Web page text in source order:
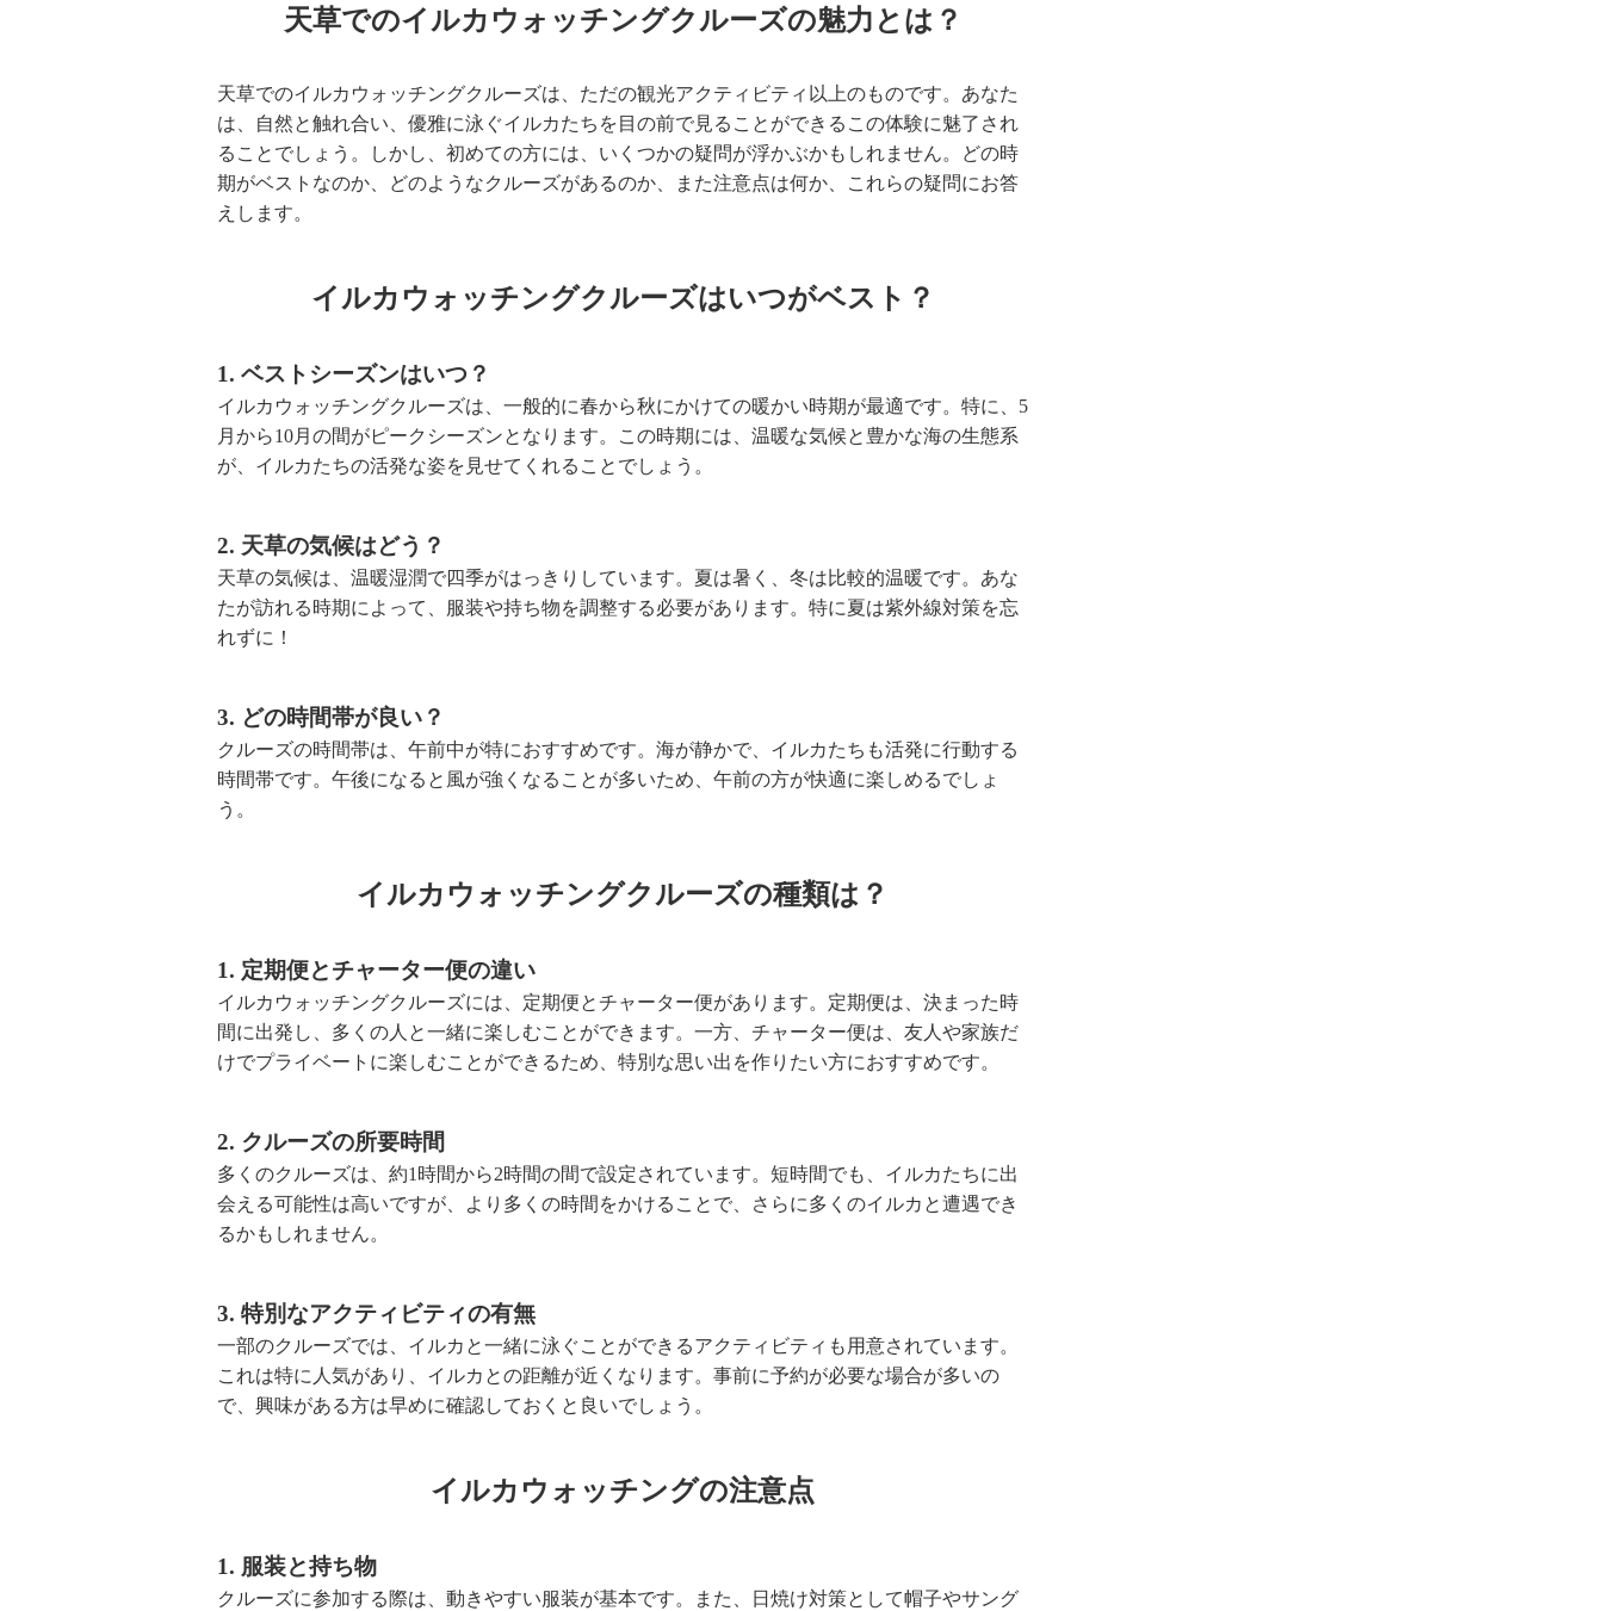
天草でのイルカウォッチングクルーズの魅力とは？
天草でのイルカウォッチングクルーズは、ただの観光アクティビティ以上のものです。あなた
は、自然と触れ合い、優雅に泳ぐイルカたちを目の前で見ることができるこの体験に魅了され
ることでしょう。しかし、初めての方には、いくつかの疑問が浮かぶかもしれません。どの時
期がベストなのか、どのようなクルーズがあるのか、また注意点は何か、これらの疑問にお答
えします。
イルカウォッチングクルーズはいつがベスト？
1. ベストシーズンはいつ？
イルカウォッチングクルーズは、一般的に春から秋にかけての暖かい時期が最適です。特に、5
月から10月の間がピークシーズンとなります。この時期には、温暖な気候と豊かな海の生態系
が、イルカたちの活発な姿を見せてくれることでしょう。
2. 天草の気候はどう？
天草の気候は、温暖湿潤で四季がはっきりしています。夏は暑く、冬は比較的温暖です。あな
たが訪れる時期によって、服装や持ち物を調整する必要があります。特に夏は紫外線対策を忘
れずに！
3. どの時間帯が良い？
クルーズの時間帯は、午前中が特におすすめです。海が静かで、イルカたちも活発に行動する
時間帯です。午後になると風が強くなることが多いため、午前の方が快適に楽しめるでしょ
う。
イルカウォッチングクルーズの種類は？
1. 定期便とチャーター便の違い
イルカウォッチングクルーズには、定期便とチャーター便があります。定期便は、決まった時
間に出発し、多くの人と一緒に楽しむことができます。一方、チャーター便は、友人や家族だ
けでプライベートに楽しむことができるため、特別な思い出を作りたい方におすすめです。
2. クルーズの所要時間
多くのクルーズは、約1時間から2時間の間で設定されています。短時間でも、イルカたちに出
会える可能性は高いですが、より多くの時間をかけることで、さらに多くのイルカと遭遇でき
るかもしれません。
3. 特別なアクティビティの有無
一部のクルーズでは、イルカと一緒に泳ぐことができるアクティビティも用意されています。
これは特に人気があり、イルカとの距離が近くなります。事前に予約が必要な場合が多いの
で、興味がある方は早めに確認しておくと良いでしょう。
イルカウォッチングの注意点
1. 服装と持ち物
クルーズに参加する際は、動きやすい服装が基本です。また、日焼け対策として帽子やサング